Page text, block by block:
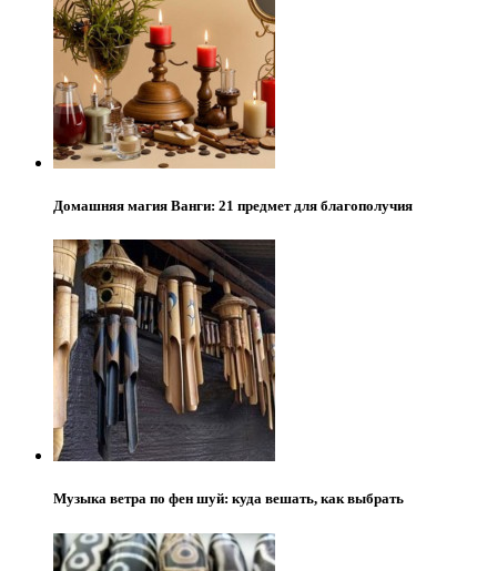
Домашняя магия Ванги: 21 предмет для благополучия
Музыка ветра по фен шуй: куда вешать, как выбрать